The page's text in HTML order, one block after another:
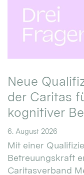
Neue
der Caritas
kognitiver
6. August 2026
Mit einer
Betreuungskraft
Caritasverband